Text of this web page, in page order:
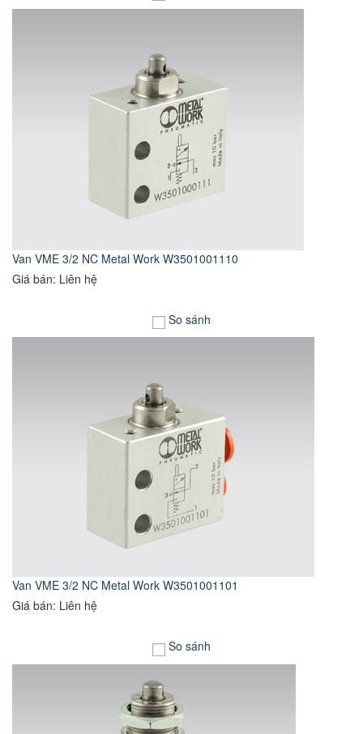
Van VME 3/2 NC Metal Work W3501001110
Giá bán: Liên hệ
So sánh
Van VME 3/2 NC Metal Work W3501001101
Giá bán: Liên hệ
So sánh